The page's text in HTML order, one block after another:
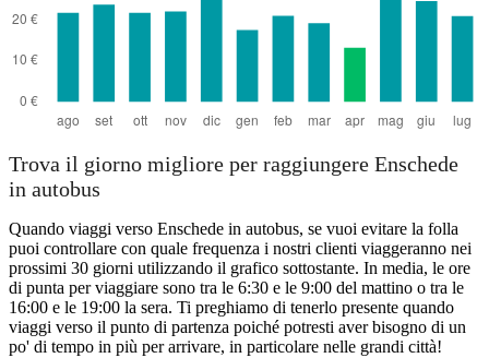
Trova il giorno migliore per raggiungere Enschede
in autobus
Quando viaggi verso Enschede in autobus, se vuoi evitare la folla
puoi controllare con quale frequenza i nostri clienti viaggeranno nei
prossimi 30 giorni utilizzando il grafico sottostante. In media, le ore
di punta per viaggiare sono tra le 6:30 e le 9:00 del mattino o tra le
16:00 e le 19:00 la sera. Ti preghiamo di tenerlo presente quando
viaggi verso il punto di partenza poiché potresti aver bisogno di un
po' di tempo in più per arrivare, in particolare nelle grandi città!